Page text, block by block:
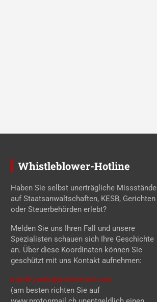
Whistleblower-Hotline
Haben Sie selbst unerträgliche Missstände
auf Staatsanwaltschaften, KESB, Gerichten
oder Steuerbehörden erlebt?
Melden Sie uns Ihren Fall und unsere
Spezialisten schauen sich Ihre Geschichte
an. Über diese Koordinaten können Sie
geschützt mit uns Kontakt aufnehmen:
inside-justiz@protonmail.com
(am besten richten Sie auf